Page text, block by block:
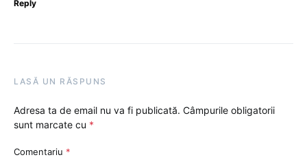
Reply
LASĂ UN RĂSPUNS
Adresa ta de email nu va fi publicată. Câmpurile obligatorii
sunt marcate cu *
Comentariu *